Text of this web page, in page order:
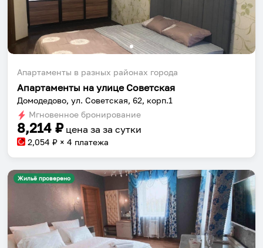
Апартаменты в разных районах города
Апартаменты на улице Советская
Домодедово, ул. Советская, 62, корп.1
Мгновенное бронирование
8,214 ₽ цена за за сутки
2,054 ₽ × 4 платежа
Жильё проверено
компанию и бронируй жильё в одном
приложении.
Установить приложение